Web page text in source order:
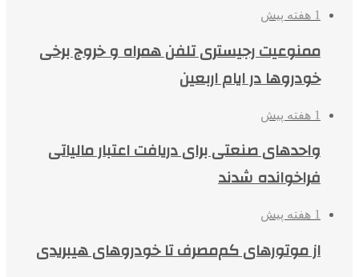
1 هفته پیش
ممنوعیت رجیستری تلفن همراه و خروج برخی
خودروها در ایام اربعین
1 هفته پیش
واحدهای صنعتی برای دریافت اعتبار مالیاتی
فراخوانده شدند
1 هفته پیش
از موتورهای کم‌مصرف تا خودروهای هیبریدی